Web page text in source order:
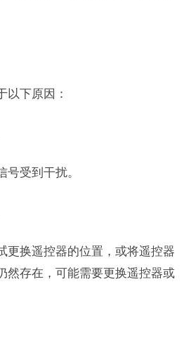
以下原因：
号受到干扰。
更换遥控器的位置，或将遥控器
然存在，可能需要更换遥控器或